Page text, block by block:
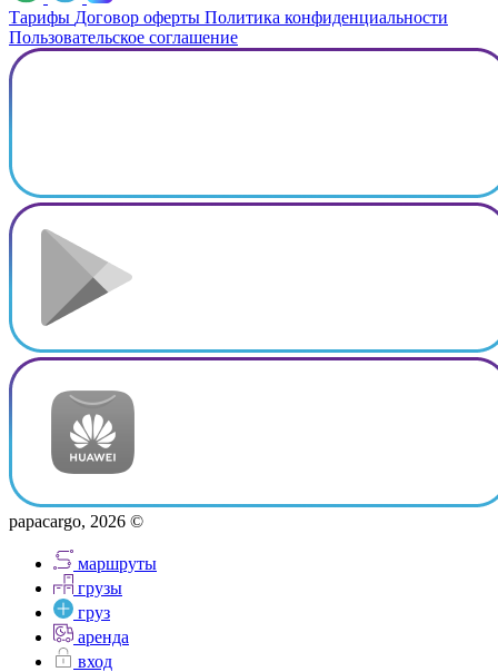
Тарифы Договор оферты Политика конфиденциальности
Пользовательское соглашение
papacargo, 2026 ©
маршруты
грузы
груз
аренда
вход